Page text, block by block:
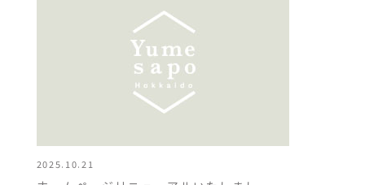
2025.10.21